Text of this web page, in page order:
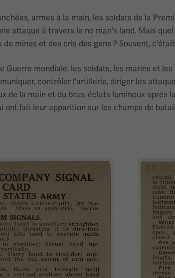
armes à la main, les soldats de la
attaque à travers le no man's land. Mais
de mines et des cris des gens ? Souvent,
Guerre mondiale, les soldats, les marins et
contrôler l'artillerie, diriger les
de la main et du bras, éclats lumineux
ont fait leur apparition sur les champs de
Image(s)